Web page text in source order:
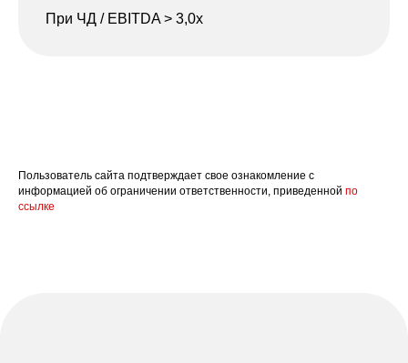
При ЧД / EBITDA > 3,0х
Пользователь сайта подтверждает свое ознакомление с
информацией об ограничении ответственности, приведенной по
ссылке